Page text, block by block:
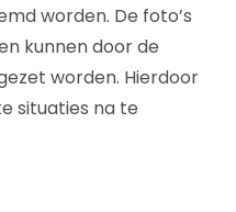
worden. De foto’s
kunnen door de
worden. Hierdoor
situaties na te